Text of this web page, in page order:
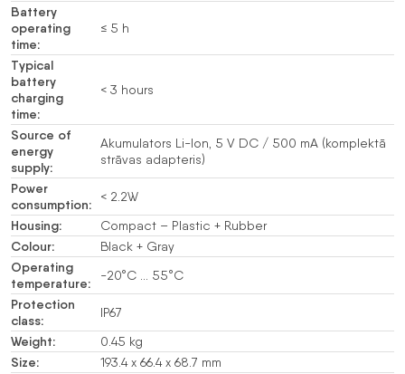
Battery
operating
time:
≤ 5 h
Typical
battery
charging
time:
< 3 hours
Source of
energy
supply:
Akumulators Li-Ion, 5 V DC / 500 mA (komplektā
strāvas adapteris)
Power
consumption:
< 2.2W
Housing: Compact – Plastic + Rubber
Colour: Black + Gray
Operating
temperature:
-20°C … 55°C
Protection
class:
IP67
Weight: 0.45 kg
Size: 193.4 x 66.4 x 68.7 mm